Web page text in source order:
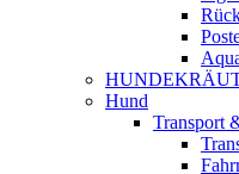
Hund
Transport